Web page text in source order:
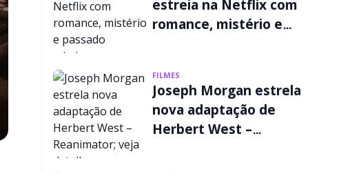
estreia na Netflix com
romance, mistério e
FILMES
Joseph Morgan estrela
nova adaptação de
Herbert West –